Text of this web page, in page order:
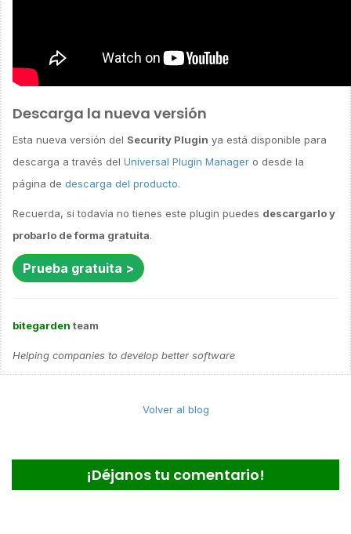
Descarga la nueva versión
Esta nueva versión del Security Plugin ya está disponible para
descarga a través del Universal Plugin Manager o desde la
página de descarga del producto.
Recuerda, si todavía no tienes este plugin puedes descargarlo y
probarlo de forma gratuita.
Prueba gratuita >
bitegarden team
Helping companies to develop better software
Volver al blog
¡Déjanos tu comentario!